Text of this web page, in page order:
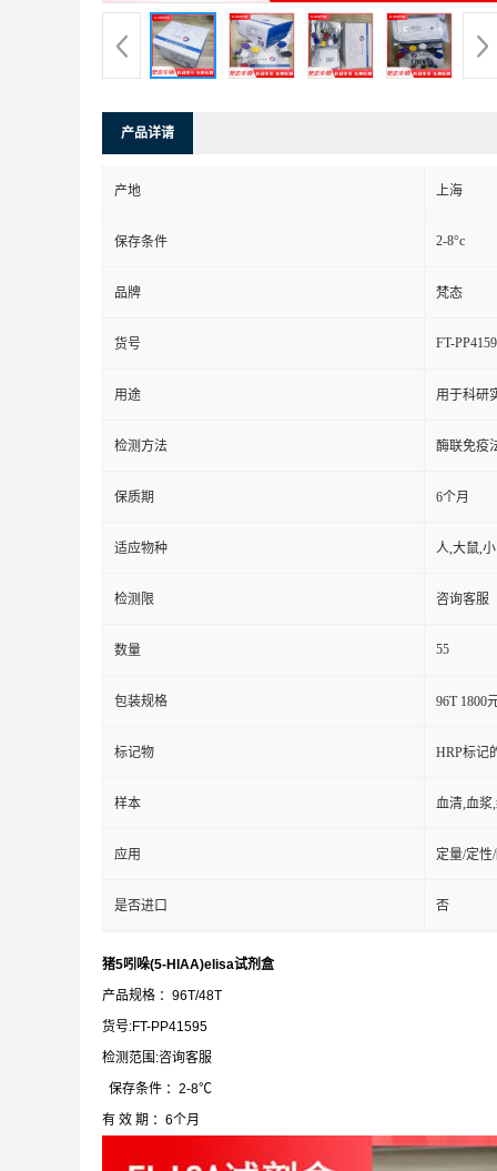
产品详请
产地 上海
保存条件 2-8°c
品牌 梵态
货号 FT-
用途 用于科研
检测方法 酶联免疫
保质期 6个月
适应物种 人,大鼠,
检测限 咨询客服
数量 55
包装规格 96T 1800
标记物 HRP标记
样本 血清,血浆
应用 定量/定性
是否进口 否
猪5吲哚(5-HIAA)elisa试剂盒
产品规格 ：96T/48T
货号:FT-PP41595
检测范围:咨询客服
保存条件 ：2-8℃
有 效 期 ：6个月